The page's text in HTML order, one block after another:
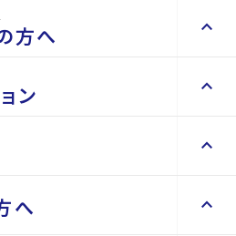
keyboard_arrow_right
方へ keyboard_arrow_up
keyboard_arrow_right
ン keyboard_arrow_up
keyboard_arrow_right
keyboard_arrow_right
keyboard_arrow_up
keyboard_arrow_right
へ keyboard_arrow_up
エール・レジデンス卸町
市若林区卸町1丁目
鉄東西線/卸町駅 徒歩9分